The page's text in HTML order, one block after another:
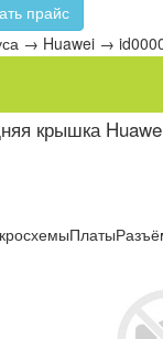
прайс
→ Huawei →
Платы
крышка